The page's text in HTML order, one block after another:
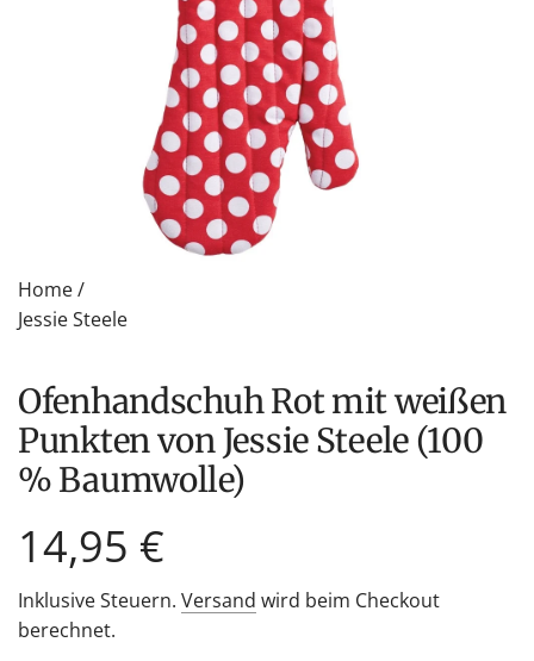
Home/
Jessie Steele
Ofenhandschuh Rot mit weißen
Punkten von Jessie Steele (100
% Baumwolle)
Regulärer
Preis
14,95 €
Inklusive Steuern. Versand wird beim Checkout
berechnet.